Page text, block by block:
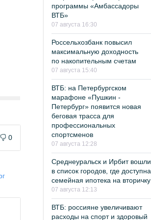
0
программы «Амбассадоры
ВТБ»
07 августа 16:30
Россельхозбанк повысил
максимальную доходность
по накопительным счетам
07 августа 15:40
ВТБ: на Петербургском
марафоне «Пушкин -
Петербург» появится новая
беговая трасса для
профессиональных
спортсменов
07 августа 12:28
Среднеуральск и Ирбит вошли
в список городов, где доступна
семейная ипотека на вторичку
07 августа 12:13
ВТБ: россияне увеличивают
расходы на спорт и здоровый